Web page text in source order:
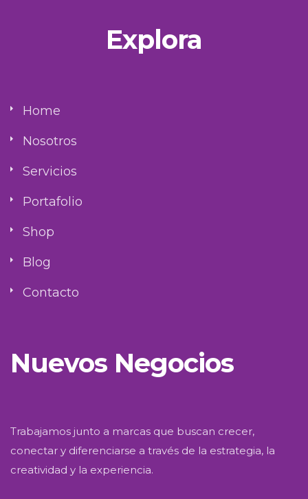
Explora
Home
Nosotros
Servicios
Portafolio
Shop
Blog
Contacto
Nuevos Negocios
Trabajamos junto a marcas que buscan crecer,
conectar y diferenciarse a través de la estrategia, la
creatividad y la experiencia.